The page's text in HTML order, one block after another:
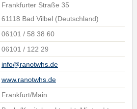
Frankfurter Straße 35
61118 Bad Vilbel (Deutschland)
06101 / 58 38 60
06101 / 122 29
info@ranotwhs.de
www.ranotwhs.de
Frankfurt/Main